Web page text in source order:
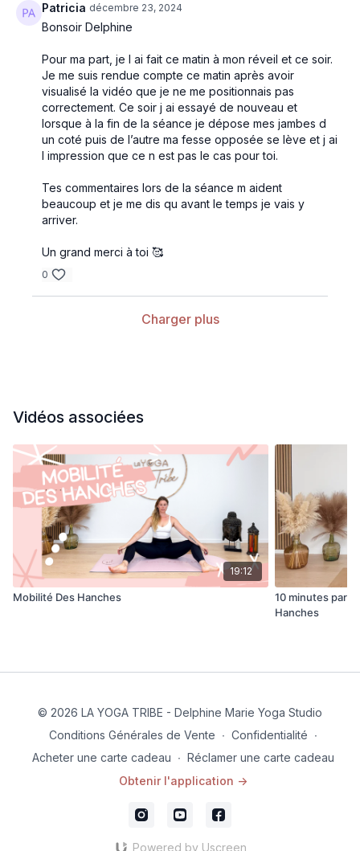
Patricia décembre 23, 2024
Bonsoir Delphine
Pour ma part, je l ai fait ce matin à mon réveil et ce soir.
Je me suis rendue compte ce matin après avoir
visualisé la vidéo que je ne me positionnais pas
correctement. Ce soir j ai essayé de nouveau et
lorsque à la fin de la séance je dépose mes jambes d
un coté puis de l’autre ma fesse opposée se lève et j ai
l impression que ce n est pas le cas pour toi.
Tes commentaires lors de la séance m aident
beaucoup et je me dis qu avant le temps je vais y
arriver.
Un grand merci à toi 🥰
0
Charger plus
Vidéos associées
19:12
Mobilité Des Hanches
10 minutes par
Hanches
© 2026 LA YOGA TRIBE - Delphine Marie Yoga Studio
Conditions Générales de Vente ∙ Confidentialité ∙
Acheter une carte cadeau ∙ Réclamer une carte cadeau
Obtenir l'application ->
Powered by Uscreen